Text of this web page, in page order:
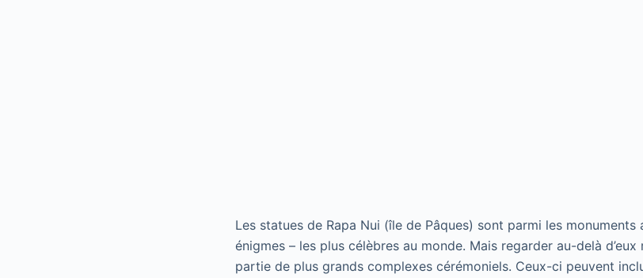
Les statues de Rapa Nui (île de Pâques) sont parmi les monuments
énigmes – les plus célèbres au monde. Mais regarder au-delà d’eux
partie de plus grands complexes cérémoniels. Ceux-ci peuvent